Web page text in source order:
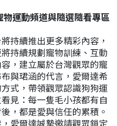
運動頻道與隨選隨看專區
持續推出更多精彩內容，
持續規劃寵物訓練、互動
，建立屬於台灣觀眾的寵
與珺涵的代言，愛爾達希
式，帶領觀眾認識狗狗運
見：每一隻毛小孩都有自
，都是愛與信任的累積。
愛爾達誠摯邀請觀眾鎖定